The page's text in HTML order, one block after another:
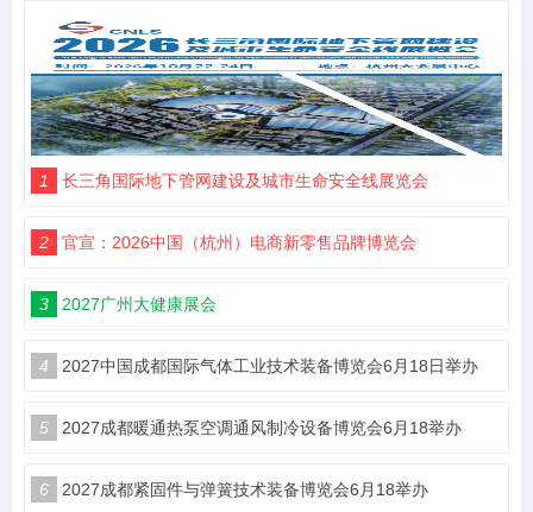
1 长三角国际地下管网建设及城市生命安全线展览会
2 官宣：2026中国（杭州）电商新零售品牌博览会
3 2027广州大健康展会
4 2027中国成都国际气体工业技术装备博览会6月18日举办
5 2027成都暖通热泵空调通风制冷设备博览会6月18举办
6 2027成都紧固件与弹簧技术装备博览会6月18举办